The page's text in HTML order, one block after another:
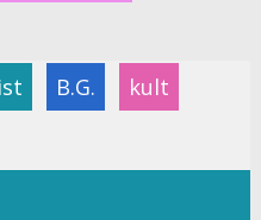
B.G.
kult